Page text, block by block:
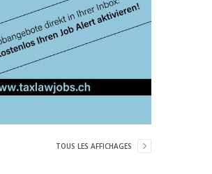
TOUS LES AFFICHAGES